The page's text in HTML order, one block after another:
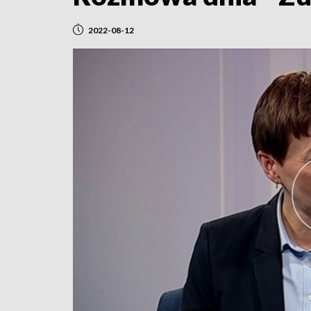
2022-08-12